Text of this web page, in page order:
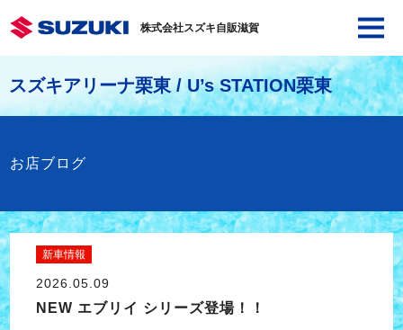
株式会社スズキ自販滋賀
スズキアリーナ栗東 / U’s STATION栗東
お店ブログ
新車情報
2026.05.09
NEW エブリイ シリーズ登場！！